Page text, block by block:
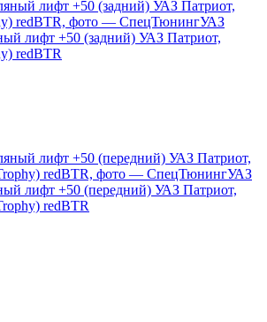
лифт +50 (задний) УАЗ Патриот,
redBTR
лифт +50 (передний) УАЗ Патриот,
redBTR